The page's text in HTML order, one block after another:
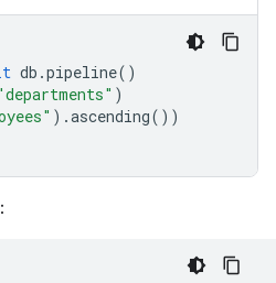
db .pipeline()
)
).ascending())